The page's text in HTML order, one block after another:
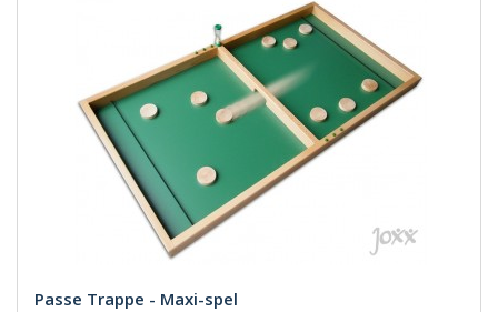
Passe Trappe - Maxi-spel